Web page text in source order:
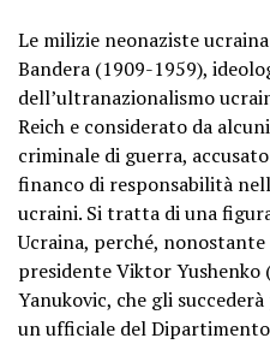
Le milizie neonaziste
Bandera (1909-1959),
dell’ultranazionalismo
Reich e considerato da
criminale di guerra,
financo di responsabilità
ucraini. Si tratta di una
Ucraina, perché,
presidente Viktor Yushenko
Yanukovic, che gli
un ufficiale del